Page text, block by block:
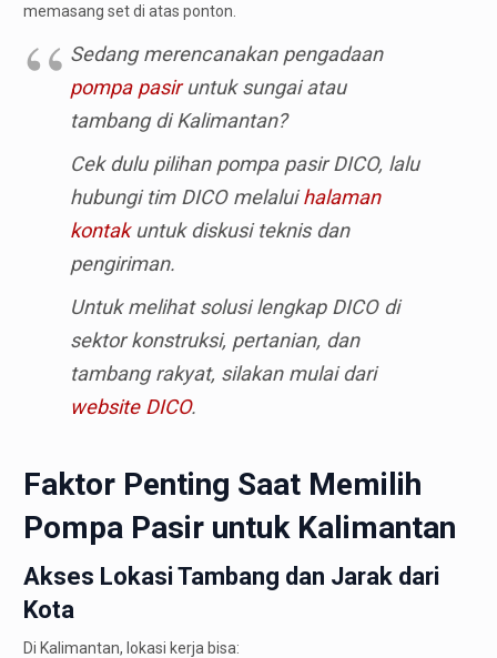
memasang set di atas ponton.
Sedang merencanakan pengadaan
pompa pasiruntuk sungai atau
tambang di Kalimantan?
Cek dulu pilihan pompa pasir DICO, lalu
hubungi tim DICO melaluihalaman
kontakuntuk diskusi teknis dan
pengiriman.
Untuk melihat solusi lengkap DICO di
sektor konstruksi, pertanian, dan
tambang rakyat, silakan mulai dari
website DICO.
Faktor Penting Saat Memilih
Pompa Pasir untuk Kalimantan
Akses Lokasi Tambang dan Jarak dari
Kota
Di Kalimantan, lokasi kerja bisa: